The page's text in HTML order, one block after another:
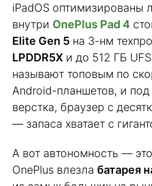
iPadOS оптимизированы
внутри OnePlus Pad 4
Elite Gen 5 на 3-нм
LPDDR5X и до 512 ГБ
называют топовым по
Android-планшетов, и
верстка, браузер с
— запаса хватает с
А вот автономность —
OnePlus влезла батарея